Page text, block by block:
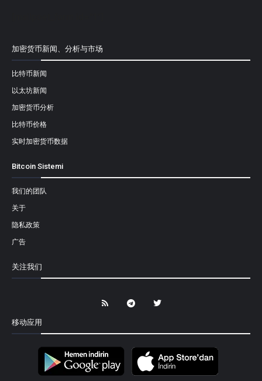
加密货币新闻、分析与市场
比特币新闻
以太坊新闻
加密货币分析
比特币价格
实时加密货币数据
Bitcoin Sistemi
我们的团队
关于
隐私政策
广告
关注我们
移动应用